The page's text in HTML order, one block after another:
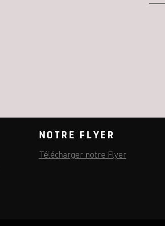
NOTRE FLYER
Télécharger notre Flyer